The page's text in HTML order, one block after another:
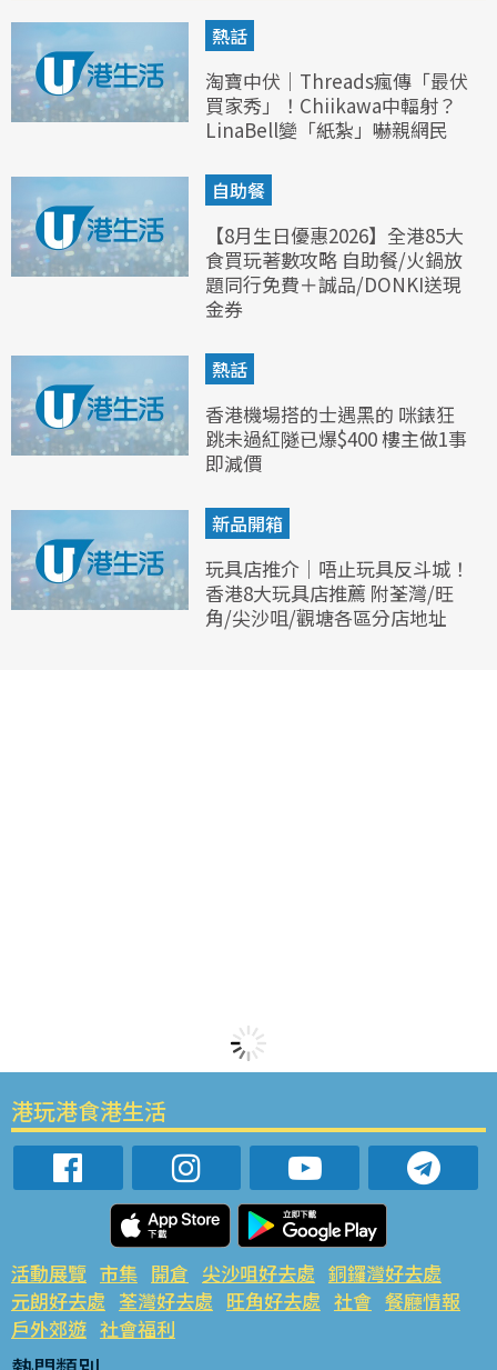
熱話
淘寶中伏｜Threads瘋傳「最伏
買家秀」！Chiikawa中輻射？
LinaBell變「紙紮」嚇親網民
自助餐
【8月生日優惠2026】全港85大
食買玩著數攻略 自助餐/火鍋放
題同行免費＋誠品/DONKI送現
金券
熱話
香港機場搭的士遇黑的 咪錶狂
跳未過紅隧已爆$400 樓主做1事
即減價
新品開箱
玩具店推介｜唔止玩具反斗城！
香港8大玩具店推薦 附荃灣/旺
角/尖沙咀/觀塘各區分店地址
港玩港食港生活
活動展覽 市集 開倉 尖沙咀好去處 銅鑼灣好去處
元朗好去處 荃灣好去處 旺角好去處 社會 餐廳情報
戶外郊遊 社會福利